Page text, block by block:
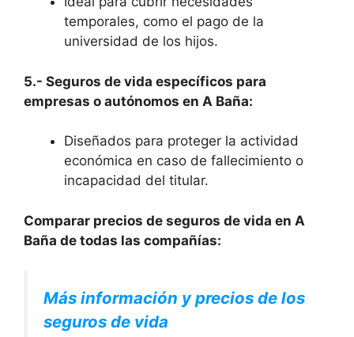
temporales, como el pago de la
universidad de los hijos.
5.- Seguros de vida específicos para
empresas o autónomos en A Baña:
Diseñados para proteger la actividad
económica en caso de fallecimiento o
incapacidad del titular.
Comparar precios de seguros de vida en A
Baña de todas las compañías:
Más información y precios de los
seguros de vida